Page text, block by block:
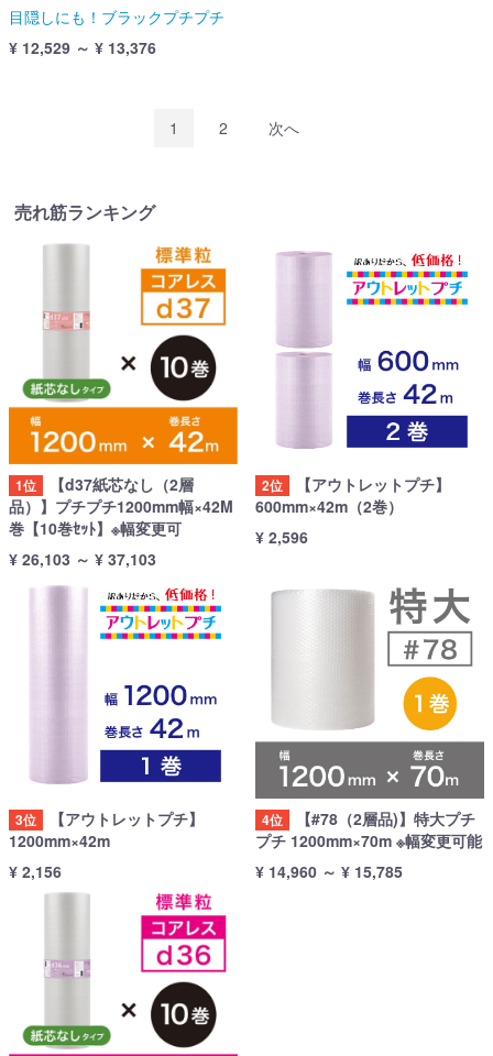
目隠しにも！ブラックプチプチ
¥ 12,529 ～ ¥ 13,376
1 2 次へ
売れ筋ランキング
1位
【d37紙芯なし（2層
品）】プチプチ1200mm幅×42M
巻【10巻ｾｯﾄ】※幅変更可
¥ 26,103 ～ ¥ 37,103
2位
【アウトレットプチ】
600mm×42m（2巻）
¥ 2,596
3位
【アウトレットプチ】
1200mm×42m
¥ 2,156
4位
【#78（2層品)】特大プチ
プチ 1200mm×70m ※幅変更可能
¥ 14,960 ～ ¥ 15,785